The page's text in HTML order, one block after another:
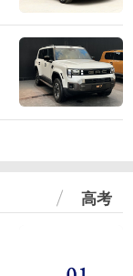
高考